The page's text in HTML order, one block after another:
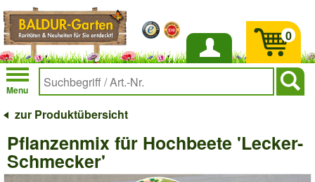
Anmelden
Menu
0
zur Produktübersicht
Pflanzenmix für Hochbeete 'Lecker-
Schmecker'